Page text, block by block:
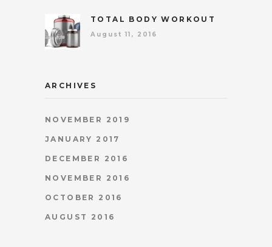
TOTAL BODY WORKOUT
August 11, 2016
ARCHIVES
NOVEMBER 2019
JANUARY 2017
DECEMBER 2016
NOVEMBER 2016
OCTOBER 2016
AUGUST 2016